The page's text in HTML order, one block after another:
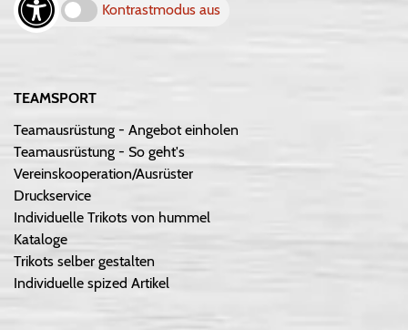
Kontrastmodus aus
TEAMSPORT
Teamausrüstung - Angebot einholen
Teamausrüstung - So geht's
Vereinskooperation/Ausrüster
Druckservice
Individuelle Trikots von hummel
Kataloge
Trikots selber gestalten
Individuelle spized Artikel